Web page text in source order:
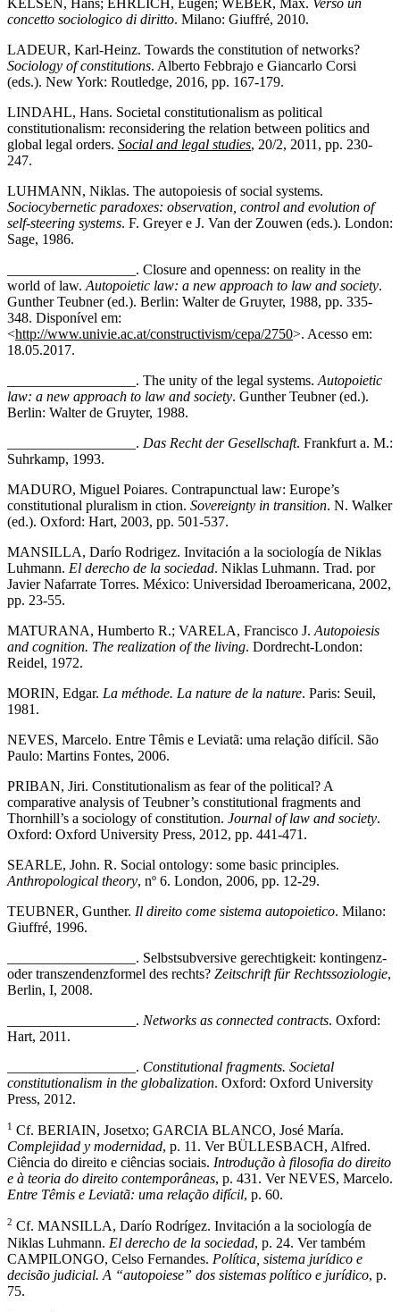
KELSEN, Hans; EHRLICH, Eugen; WEBER, Max. Verso un
concetto sociologico di diritto. Milano: Giuffré, 2010.
LADEUR, Karl-Heinz. Towards the constitution of networks?
Sociology of constitutions. Alberto Febbrajo e Giancarlo Corsi
(eds.). New York: Routledge, 2016, pp. 167-179.
LINDAHL, Hans. Societal constitutionalism as political
constitutionalism: reconsidering the relation between politics and
global legal orders. Social and legal studies, 20/2, 2011, pp. 230-
247.
LUHMANN, Niklas. The autopoiesis of social systems.
Sociocybernetic paradoxes: observation, control and evolution of
self-steering systems. F. Greyer e J. Van der Zouwen (eds.). London:
Sage, 1986.
__________________. Closure and openness: on reality in the
world of law. Autopoietic law: a new approach to law and society.
Gunther Teubner (ed.). Berlin: Walter de Gruyter, 1988, pp. 335-
348. Disponível em:
<http://www.univie.ac.at/constructivism/cepa/2750>. Acesso em:
18.05.2017.
__________________. The unity of the legal systems. Autopoietic
law: a new approach to law and society. Gunther Teubner (ed.).
Berlin: Walter de Gruyter, 1988.
__________________. Das Recht der Gesellschaft. Frankfurt a. M.:
Suhrkamp, 1993.
MADURO, Miguel Poiares. Contrapunctual law: Europe’s
constitutional pluralism in ction. Sovereignty in transition. N. Walker
(ed.). Oxford: Hart, 2003, pp. 501-537.
MANSILLA, Darío Rodrigez. Invitación a la sociología de Niklas
Luhmann. El derecho de la sociedad. Niklas Luhmann. Trad. por
Javier Nafarrate Torres. México: Universidad Iberoamericana, 2002,
pp. 23-55.
MATURANA, Humberto R.; VARELA, Francisco J. Autopoiesis
and cognition. The realization of the living. Dordrecht-London:
Reidel, 1972.
MORIN, Edgar. La méthode. La nature de la nature. Paris: Seuil,
1981.
NEVES, Marcelo. Entre Têmis e Leviatã: uma relação difícil. São
Paulo: Martins Fontes, 2006.
PRIBAN, Jiri. Constitutionalism as fear of the political? A
comparative analysis of Teubner’s constitutional fragments and
Thornhill’s a sociology of constitution. Journal of law and society.
Oxford: Oxford University Press, 2012, pp. 441-471.
SEARLE, John. R. Social ontology: some basic principles.
Anthropological theory, nº 6. London, 2006, pp. 12-29.
TEUBNER, Gunther. Il direito come sistema autopoietico. Milano:
Giuffré, 1996.
__________________. Selbstsubversive gerechtigkeit: kontingenz-
oder transzendenzformel des rechts? Zeitschrift für Rechtssoziologie,
Berlin, I, 2008.
__________________. Networks as connected contracts. Oxford:
Hart, 2011.
__________________. Constitutional fragments. Societal
constitutionalism in the globalization. Oxford: Oxford University
Press, 2012.
1
Cf. BERIAIN, Josetxo; GARCIA BLANCO, José María.
Complejidad y modernidad, p. 11. Ver BÜLLESBACH, Alfred.
Ciência do direito e ciências sociais. Introdução à filosofia do direito
e à teoria do direito contemporâneas, p. 431. Ver NEVES, Marcelo.
Entre Têmis e Leviatã: uma relação difícil, p. 60.
2 Cf. MANSILLA, Darío Rodrígez. Invitación a la sociología de
Niklas Luhmann. El derecho de la sociedad, p. 24. Ver também
CAMPILONGO, Celso Fernandes. Política, sistema jurídico e
decisão judicial. A “autopoiese” dos sistemas político e jurídico, p.
75.